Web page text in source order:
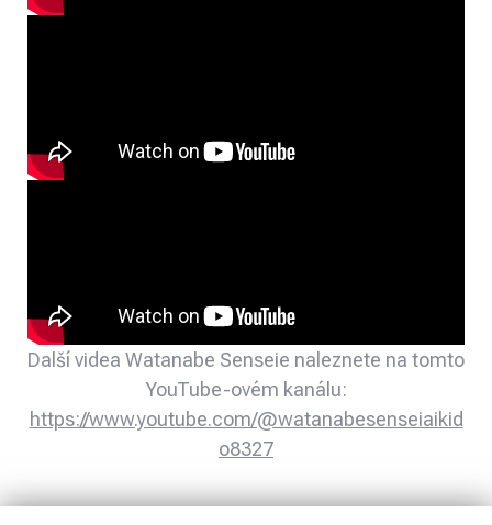
Další videa Watanabe Senseie naleznete na tomto
YouTube-ovém kanálu:
https://www.youtube.com/@watanabesenseiaikid
o8327